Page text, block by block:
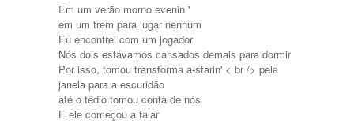
Em um verão morno evenin '
em um trem para lugar nenhum
Eu encontrei com um jogador
Nós dois estávamos cansados ​​demais para dormir
Por isso, tomou transforma a-starin' < br /> pela
janela para a escuridão
até o tédio tomou conta de nós
E ele começou a falar